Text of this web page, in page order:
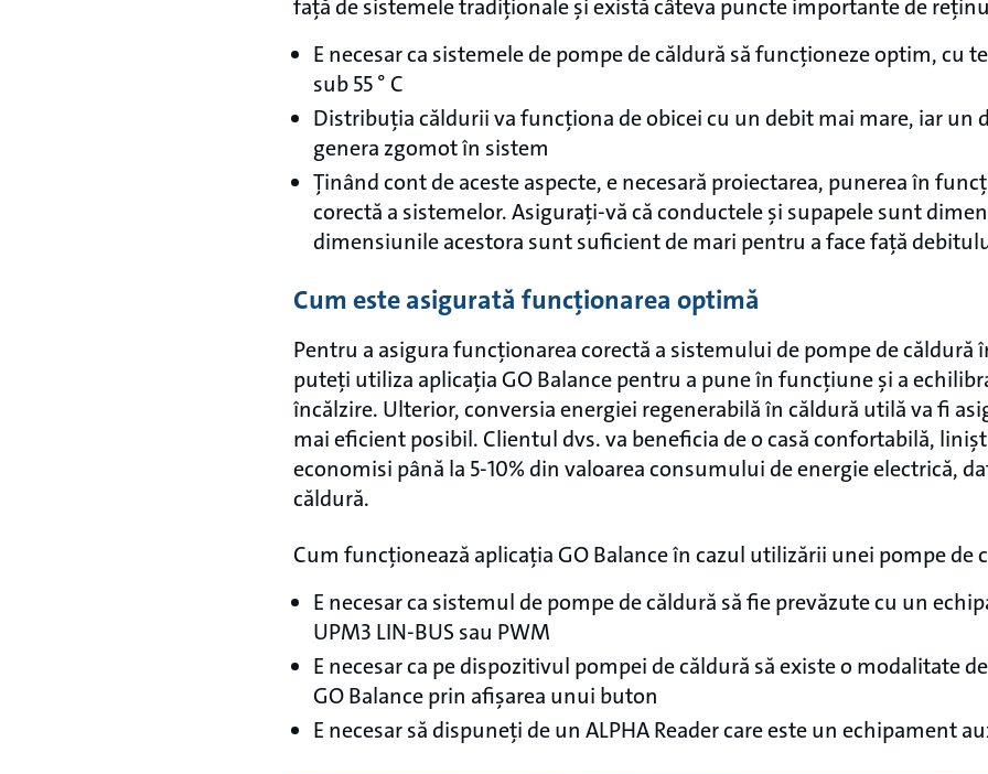
față de sistemele tradiționale și există câteva puncte importante de
E necesar ca sistemele de pompe de căldură să funcționeze optim, cu
sub 55 ° C
Distribuția căldurii va funcționa de obicei cu un debit mai mare, iar un
genera zgomot în sistem
Ținând cont de aceste aspecte, e necesară proiectarea, punerea în
corectă a sistemelor. Asigurați-vă că conductele și supapele sunt
dimensiunile acestora sunt suficient de mari pentru a face față
Cum este asigurată funcționarea optimă
Pentru a asigura funcționarea corectă a sistemului de pompe de căldură
puteți utiliza aplicația GO Balance pentru a pune în funcțiune și a
încălzire. Ulterior, conversia energiei regenerabilă în căldură utilă va fi
mai eficient posibil. Clientul dvs. va beneficia de o casă confortabilă,
economisi până la 5-10% din valoarea consumului de energie electrică,
căldură.
Cum funcționează aplicația GO Balance în cazul utilizării unei pompe de
E necesar ca sistemul de pompe de căldură să fie prevăzute cu un
UPM3 LIN-BUS sau PWM
E necesar ca pe dispozitivul pompei de căldură să existe o modalitate
GO Balance prin afișarea unui buton
E necesar să dispuneți de un ALPHA Reader care este un echipament